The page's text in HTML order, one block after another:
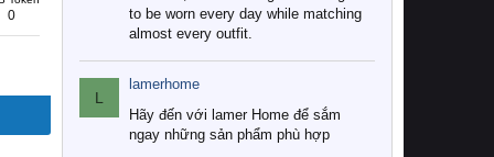
0
to be worn every day while matching
almost every outfit.
L
lamerhome
Hãy đến với lamer Home để sắm
ngay những sản phẩm phù hợp